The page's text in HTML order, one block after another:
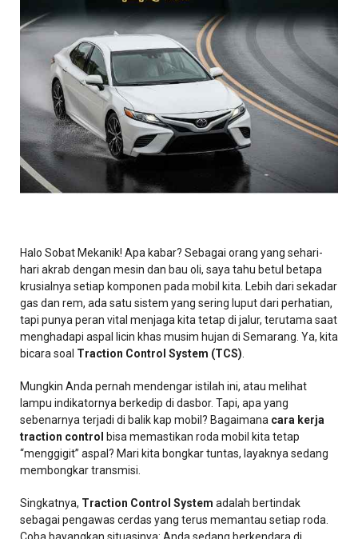
Halo Sobat Mekanik! Apa kabar? Sebagai orang yang sehari-
hari akrab dengan mesin dan bau oli, saya tahu betul betapa
krusialnya setiap komponen pada mobil kita. Lebih dari sekadar
gas dan rem, ada satu sistem yang sering luput dari perhatian,
tapi punya peran vital menjaga kita tetap di jalur, terutama saat
menghadapi aspal licin khas musim hujan di Semarang. Ya, kita
bicara soal Traction Control System (TCS)
Mungkin Anda pernah mendengar istilah ini, atau melihat
lampu indikatornya berkedip di dasbor. Tapi, apa yang
sebenarnya terjadi di balik kap mobil? Bagaimana cara kerja
traction control
bisa memastikan roda mobil kita tetap
“menggigit” aspal? Mari kita bongkar tuntas, layaknya sedang
membongkar transmisi.
Singkatnya, Traction Control System adalah bertindak
sebagai pengawas cerdas yang terus memantau setiap roda.